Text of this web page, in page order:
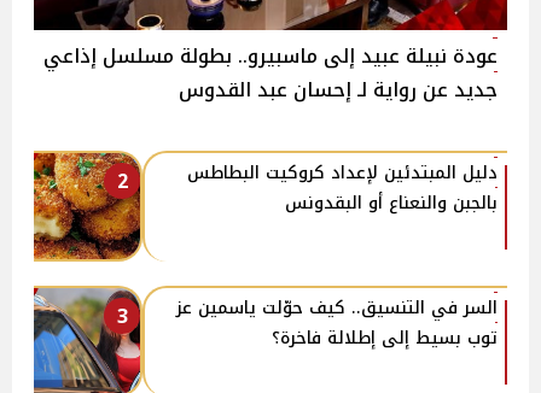
عودة نبيلة عبيد إلى ماسبيرو.. بطولة مسلسل إذاعي
جديد عن رواية لـ إحسان عبد القدوس
2
دليل المبتدئين لإعداد كروكيت البطاطس
بالجبن والنعناع أو البقدونس
3
السر في التنسيق.. كيف حوّلت ياسمين عز
توب بسيط إلى إطلالة فاخرة؟